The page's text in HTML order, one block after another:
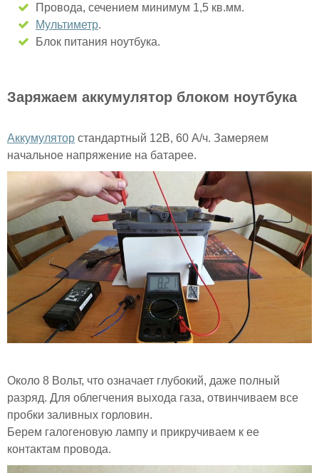
Провода, сечением минимум 1,5 кв.мм.
Мультиметр.
Блок питания ноутбука.
Заряжаем аккумулятор блоком ноутбука
Аккумулятор стандартный 12В, 60 А/ч. Замеряем
начальное напряжение на батарее.
Около 8 Вольт, что означает глубокий, даже полный
разряд. Для облегчения выхода газа, отвинчиваем все
пробки заливных горловин.
Берем галогеновую лампу и прикручиваем к ее
контактам провода.